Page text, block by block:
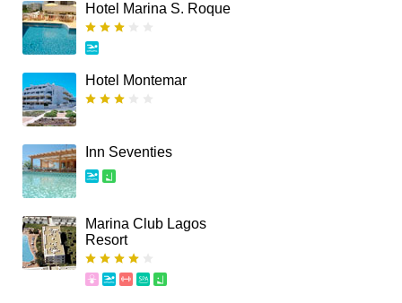
Hotel Marina S. Roque
Hotel Montemar
Inn Seventies
Marina Club Lagos
Resort